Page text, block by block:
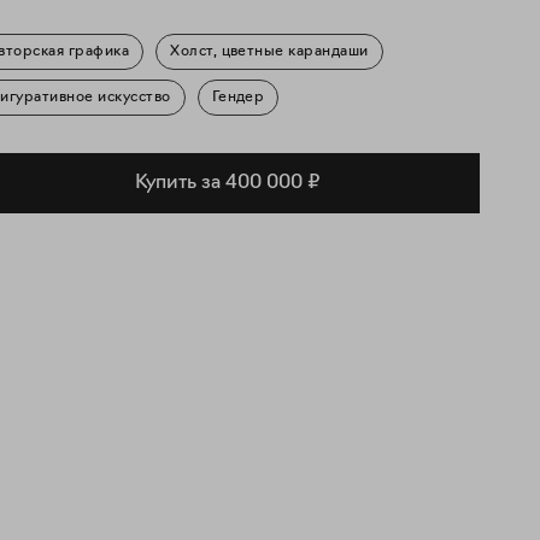
графика Холст, цветные карандаши
искусство Гендер
Купить за 400 000 ₽